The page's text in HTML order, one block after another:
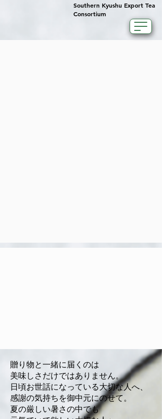
Southern Kyushu Export Tea
Consortium
贈り物と一緒に届くのは
美味しさだけではありません。
日頃お世話になっている大切な人へ、
感謝の気持ちを御中元にのせて。
夏の厳しい暑さの中でも